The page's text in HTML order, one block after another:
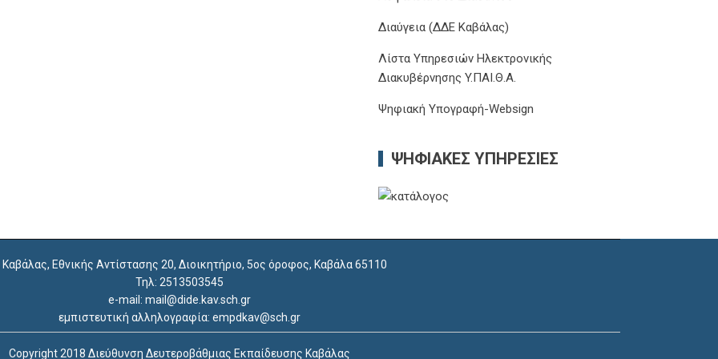
Διαύγεια (ΔΔΕ Καβάλας)
Λίστα Υπηρεσιών Ηλεκτρονικής
Διακυβέρνησης Y.ΠΑΙ.Θ.Α.
Ψηφιακή Υπογραφή-Websign
ΨΗΦΙΑΚΈΣ ΥΠΗΡΕΣΊΕΣ
Εθνικής Αντίστασης 20, Διοικητήριο, 5ος όροφος, Καβάλα 65110
Τηλ: 2513503545
e-mail: mail@dide.kav.sch.gr
εμπιστευτική αλληλογραφία: empdkav@sch.gr
Copyright 2018 Διεύθυνση Δευτεροβάθμιας Εκπαίδευσης Καβάλας